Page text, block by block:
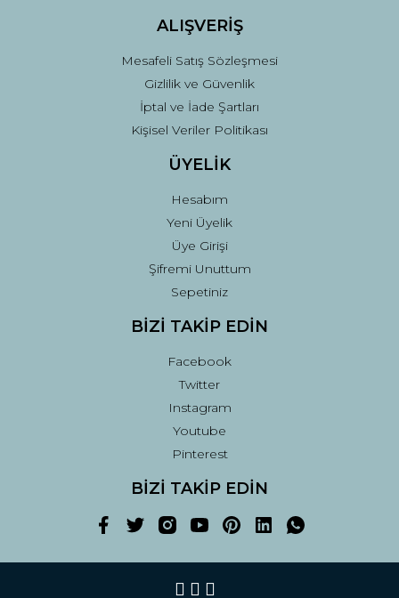
ALIŞVERİŞ
Mesafeli Satış Sözleşmesi
Gizlilik ve Güvenlik
İptal ve İade Şartları
Kişisel Veriler Politikası
ÜYELİK
Hesabım
Yeni Üyelik
Üye Girişi
Şifremi Unuttum
Sepetiniz
BİZİ TAKİP EDİN
Facebook
Twitter
Instagram
Youtube
Pinterest
BİZİ TAKİP EDİN